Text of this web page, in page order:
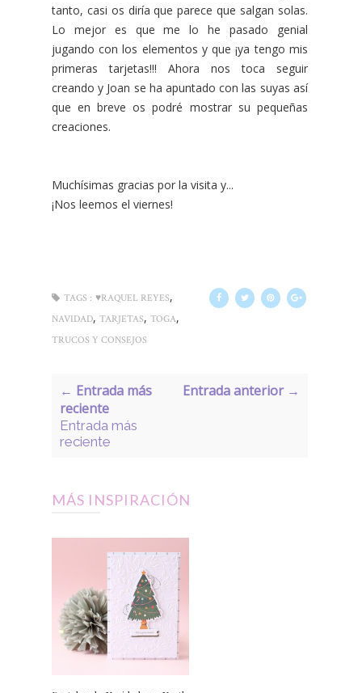
tanto, casi os diría que parece que salgan solas.
Lo mejor es que me lo he pasado genial
jugando con los elementos y que ¡ya tengo mis
primeras tarjetas!!! Ahora nos toca seguir
creando y Joan se ha apuntado con las suyas así
que en breve os podré mostrar su pequeñas
creaciones.
Muchísimas gracias por la visita y...
¡Nos leemos el viernes!
TAGS : ♥RAQUEL REYES,
NAVIDAD, TARJETAS, TOGA,
TRUCOS Y CONSEJOS
← Entrada más
reciente
Entrada más
reciente
Entrada anterior →
MÁS INSPIRACIÓN